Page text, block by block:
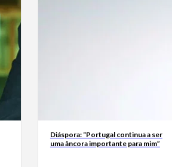
Diáspora: “Portugal continua a ser
uma âncora importante para mim”